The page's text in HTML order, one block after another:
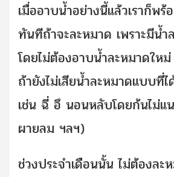
เมื่ออาบน้ำอย่างนี้แล้วเราก็พร้
ทันทีถ้าจะละหมาด เพราะมีน้ำ
โดยไม่ต้องอาบน้ำละหมาดให
ถ้ายังไม่เสียน้ำละหมาดแบบที่
เช่น ฉี่ อึ นอนหลับโดยก้นไม่
ผายลม ฯลฯ)
ช่วงประจำเดือนนั้น ไม่ต้องละ